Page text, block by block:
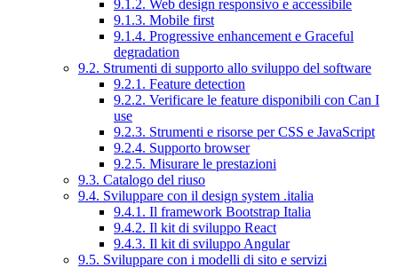
9.1.2. Web design responsivo e accessibile
9.1.3. Mobile first
9.1.4. Progressive enhancement e Graceful
degradation
9.2. Strumenti di supporto allo sviluppo del software
9.2.1. Feature detection
9.2.2. Verificare le feature disponibili con Can I
use
9.2.3. Strumenti e risorse per CSS e JavaScript
9.2.4. Supporto browser
9.2.5. Misurare le prestazioni
9.3. Catalogo del riuso
9.4. Sviluppare con il design system .italia
9.4.1. Il framework Bootstrap Italia
9.4.2. Il kit di sviluppo React
9.4.3. Il kit di sviluppo Angular
9.5. Sviluppare con i modelli di sito e servizi